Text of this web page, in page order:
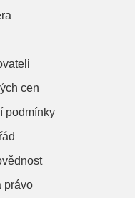
cen
podmínky
právo